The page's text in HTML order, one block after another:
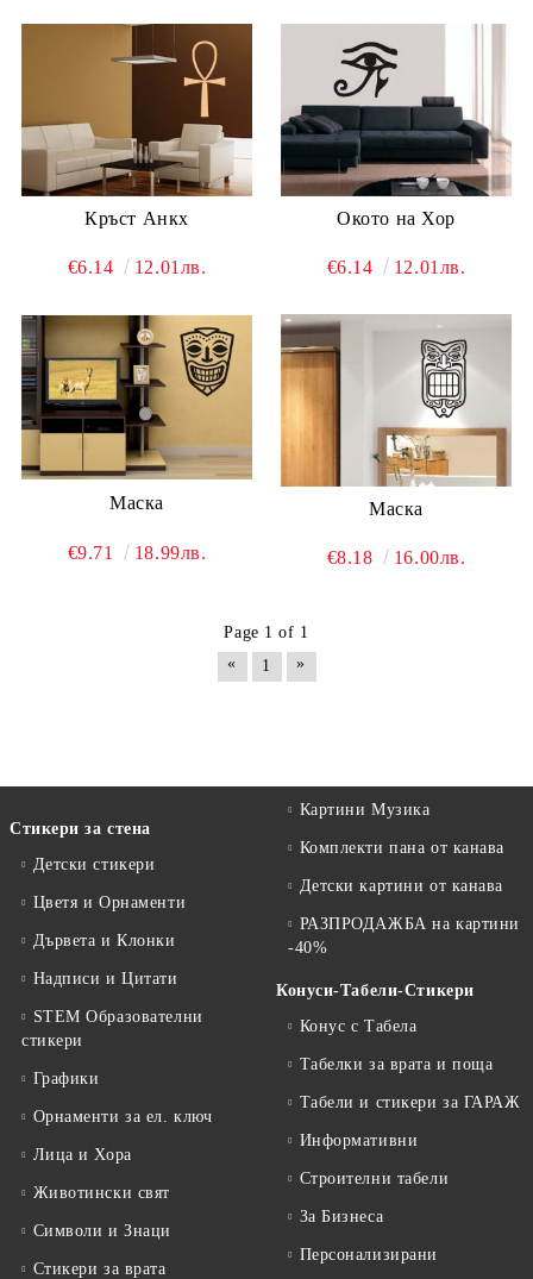
Кръст Анкх
€6.14 12.01лв.
Окото на Хор
€6.14 12.01лв.
Маска
€9.71 18.99лв.
Маска
€8.18 16.00лв.
Page 1 of 1
«
1 »
Стикери за стена
Детски стикери
Цветя и Орнаменти
Дървета и Клонки
Надписи и Цитати
STEM Образователни
стикери
Графики
Орнаменти за ел. ключ
Лица и Хора
Животински свят
Символи и Знаци
Стикери за врата
Картини Музика
Комплекти пана от канава
Детски картини от канава
РАЗПРОДАЖБА на картини
-40%
Конуси-Табели-Стикери
Конус с Табела
Табелки за врата и поща
Табели и стикери за ГАРАЖ
Информативни
Строителни табели
За Бизнеса
Персонализирани